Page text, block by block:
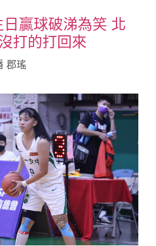
日贏球破涕為笑 北
打的打回來
郡瑤